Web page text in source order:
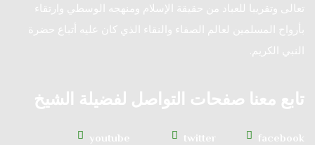
تعالى وتقريبا للعباد من حقيقة الإسلام ومنهجه الوسطي وارتقاء
بأرواح المسلمين لعالم الصفاء والنقاء الذي كان عليه أتباع حضرة
النبي الكريم.
تابع معنا صفحات التواصل لفضيلة الشيخ
facebook
twitter
youtube